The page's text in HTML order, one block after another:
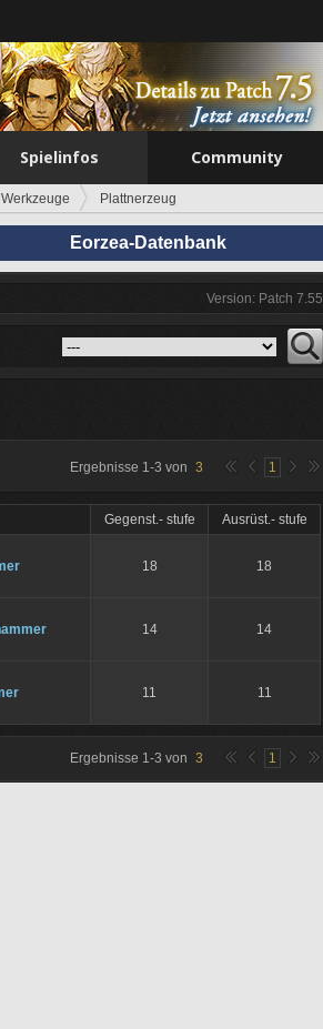
Spielinfos Community
Werkzeuge Plattnerzeug
Eorzea-Datenbank
Version: Patch 7.55
Ergebnisse 1-3 von 3 1
Gegenst.- stufe Ausrüst.- stufe
18 18
14 14
11 11
Ergebnisse 1-3 von 3 1